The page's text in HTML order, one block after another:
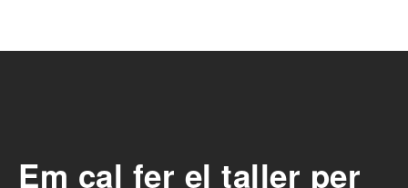
Em cal fer el taller per